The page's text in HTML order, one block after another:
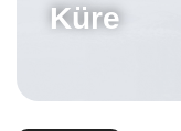
Küre